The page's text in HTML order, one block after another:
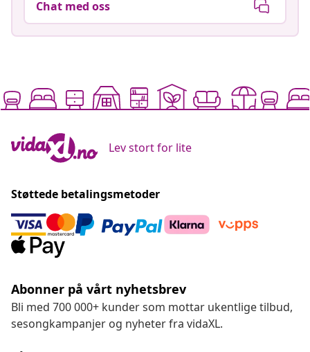
Chat med oss
Lev stort for lite
Støttede betalingsmetoder
Abonner på vårt nyhetsbrev
Bli med 700 000+ kunder som mottar ukentlige tilbud,
sesongkampanjer og nyheter fra vidaXL.